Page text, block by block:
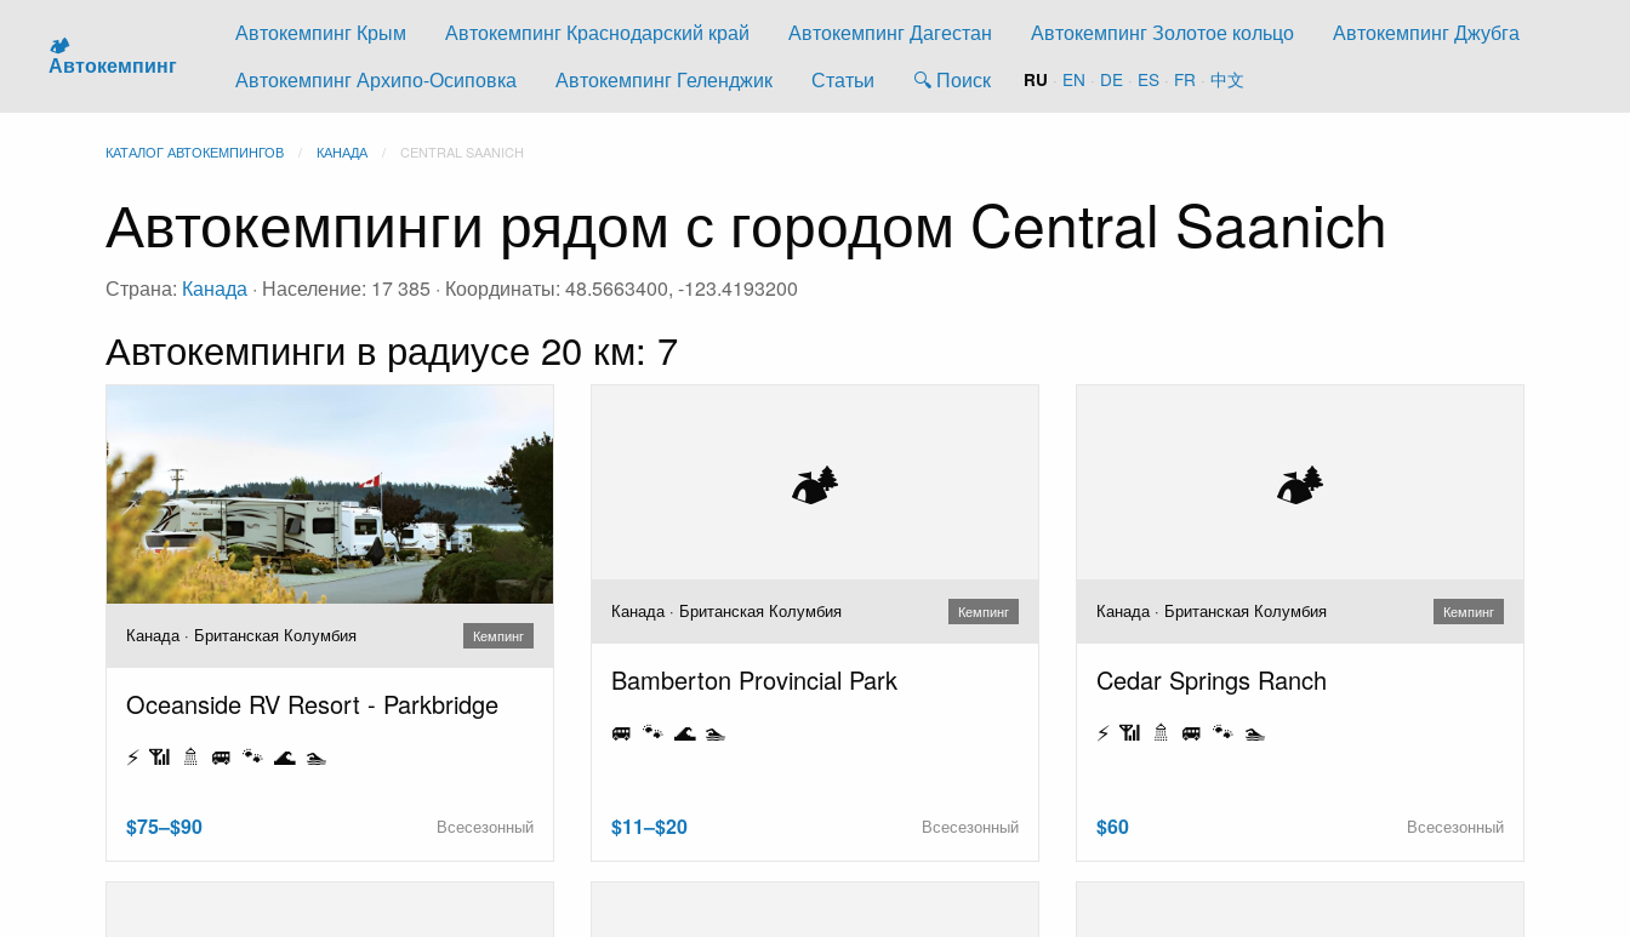
🏕️
Автокемпинг
Автокемпинг Крым Автокемпинг Краснодарский край Автокемпинг Дагестан Автокемпинг Золотое кольцо
Автокемпинг Джубга
Автокемпинг Архипо-Осиповка
Автокемпинг Геленджик Статьи 🔍 Поиск RU · EN · DE · ES · FR · 中文
КАТАЛОГ АВТОКЕМПИНГОВ КАНАДА CENTRAL SAANICH
Автокемпинги рядом с городом Central Saanich
Страна: Канада · Население: 17 385 · Координаты: 48.5663400, -123.4193200
Автокемпинги в радиусе 20 км: 7
Канада · Британская Колумбия Кемпинг
Oceanside RV Resort - Parkbridge
⚡ 📶 🚿 🚐 🐾 🌊 🏊
$75–$90 Всесезонный
🏕️
Канада · Британская Колумбия Кемпинг
Bamberton Provincial Park
🚐 🐾 🌊 🏊
$11–$20 Всесезонный
🏕️
Канада · Британская Колумбия Кемпинг
Cedar Springs Ranch
⚡ 📶 🚿 🚐 🐾 🏊
$60 Всесезонный